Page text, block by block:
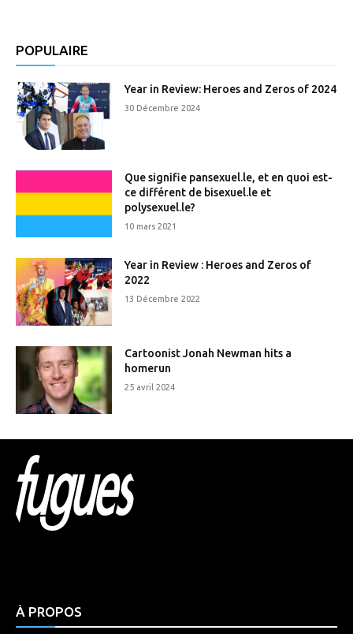
POPULAIRE
Year in Review: Heroes and Zeros of 2024
30 Décembre 2024
Que signifie pansexuel.le, et en quoi est-
ce différent de bisexuel.le et
polysexuel.le?
10 mars 2021
Year in Review : Heroes and Zeros of
2022
13 Décembre 2022
Cartoonist Jonah Newman hits a
homerun
25 avril 2024
À PROPOS